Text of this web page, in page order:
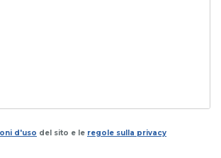
d'uso del sito e le regole sulla privacy